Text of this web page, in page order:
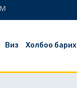
Виз Холбоо барих